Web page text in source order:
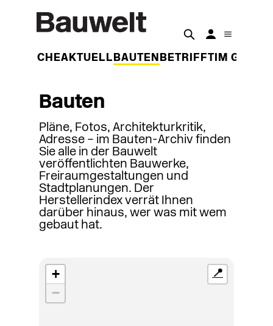
WOCHEAKTUELL BAUTEN BETRIFFT IM
Bauten
Pläne, Fotos, Architekturkritik,
Adresse – im Bauten-Archiv finden
Sie alle in der Bauwelt
veröffentlichten Bauwerke,
Freiraumgestaltungen und
Stadtplanungen. Der
Herstellerindex verrät Ihnen
darüber hinaus, wer was mit wem
gebaut hat.
+
−
📍